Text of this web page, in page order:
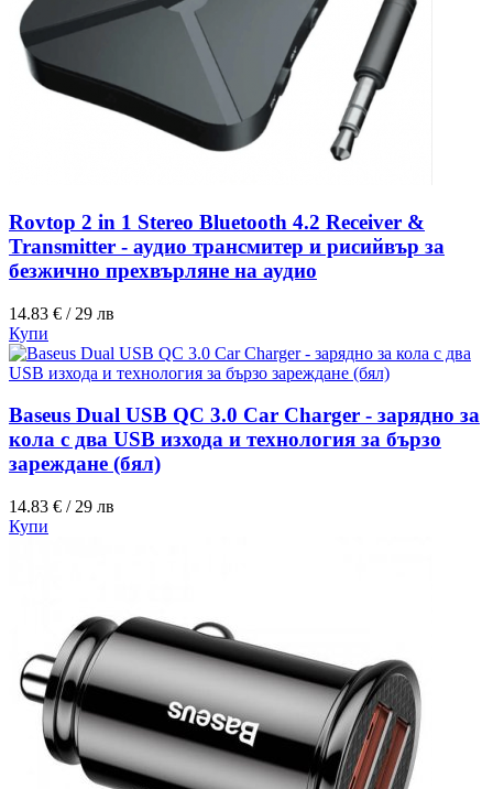
Rovtop 2 in 1 Stereo Bluetooth 4.2 Receiver &
Transmitter - аудио трансмитер и рисийвър за
безжично прехвърляне на аудио
14.83 € / 29 лв
Купи
Baseus Dual USB QC 3.0 Car Charger - зарядно за
кола с два USB изхода и технология за бързо
зареждане (бял)
14.83 € / 29 лв
Купи